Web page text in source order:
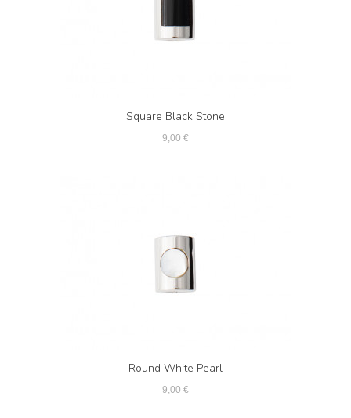
Square Black Stone
9,00 €
Round White Pearl
9,00 €